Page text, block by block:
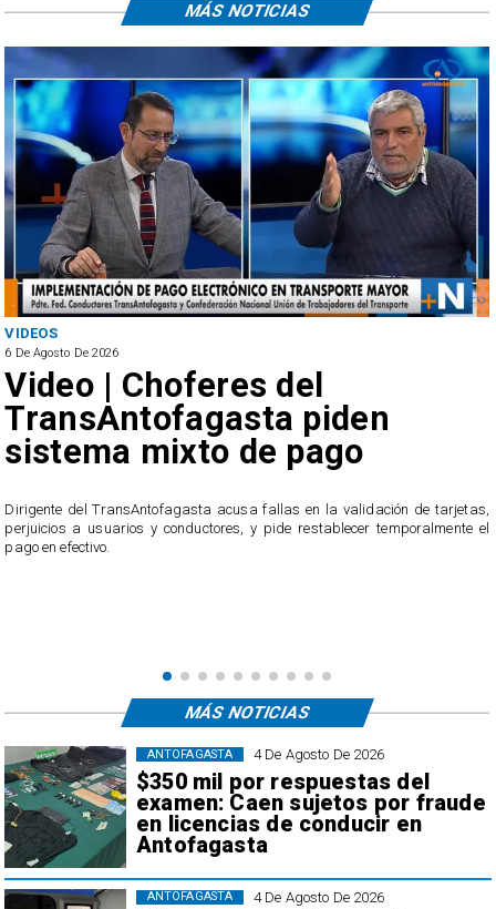
VIDEOS
6 De Agosto De 2026
Video | Choferes del
TransAntofagasta piden
sistema mixto de pago
​Dirigente del TransAntofagasta acusa fallas en la validación de tarjetas,
perjuicios a usuarios y conductores, y pide restablecer temporalmente el
pago en efectivo.
MÁS NOTICIAS
4 De Agosto De 2026
$350 mil por respuestas del
examen: Caen sujetos por fraude
en licencias de conducir en
Antofagasta
ANTOFAGASTA
4 De Agosto De 2026
ANTOFAGASTA
MÁS NOTICIAS